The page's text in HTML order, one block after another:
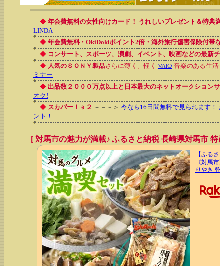
◆ 年会費無料の女性向けカード！ うれしいプレゼント＆特典
LINDA」
◆ 年会費無料・OkiDokiポイント2倍・海外旅行傷害保険付帯
◆ コンサート、スポーツ、演劇、イベント、映画などの最新
◆ 人気のＳＯＮＹ製品さらに薄く、軽く VAIO 音楽のある生活
ミナー
◆ 出品数２０００万点以上と日本最大のネットオークション
オク!
◆ スカパー！ｅ２ －－－＞ 今なら16日間無料で見られます
ント！
[ 対馬市の魅力が満載♪ ふるさと納税 長崎県対馬市
【ふる
《対馬
りやき